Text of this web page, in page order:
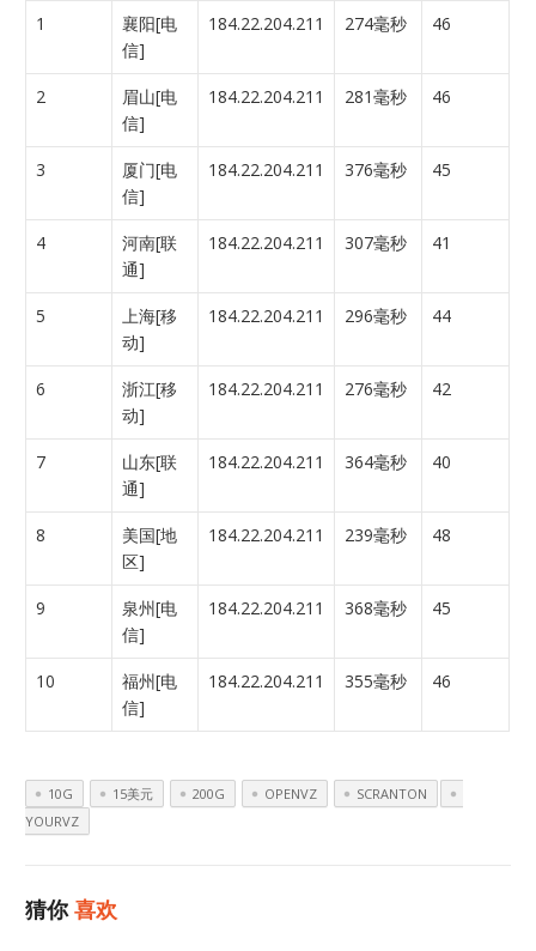
1
襄阳[电
信]
184.22.204.211 274毫秒 46
2
眉山[电
信]
184.22.204.211 281毫秒 46
3
厦门[电
信]
184.22.204.211 376毫秒 45
4
河南[联
通]
184.22.204.211 307毫秒 41
5
上海[移
动]
184.22.204.211 296毫秒 44
6
浙江[移
动]
184.22.204.211 276毫秒 42
7
山东[联
通]
184.22.204.211 364毫秒 40
8
美国[地
区]
184.22.204.211 239毫秒 48
9
泉州[电
信]
184.22.204.211 368毫秒 45
10
福州[电
信]
184.22.204.211 355毫秒 46
10G 15美元 200G OPENVZ
SCRANTON
YOURVZ
猜你喜欢